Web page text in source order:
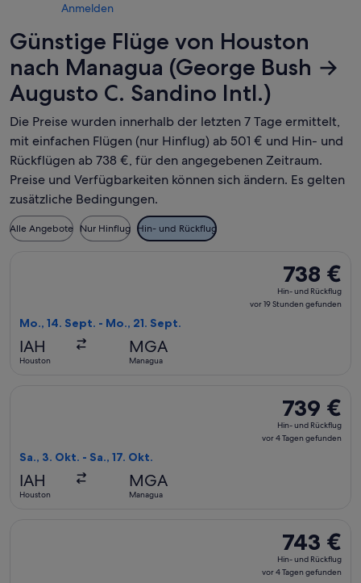
Anmelden
Günstige Flüge von Houston
nach Managua (George Bush →
Augusto C. Sandino Intl.)
Die Preise wurden innerhalb der letzten 7 Tage ermittelt,
mit einfachen Flügen (nur Hinflug) ab 501 € und Hin- und
Rückflügen ab 738 €, für den angegebenen Zeitraum.
Preise und Verfügbarkeiten können sich ändern. Es gelten
zusätzliche Bedingungen.
Alle Angebote Nur Hinflug Hin- und Rückflug
738 €
Hin-
und
738 €
Hin- und Rückflug
vor 19 Stunden gefunden
Mo., 14. Sept. - Mo., 21. Sept.
IAH
Houston
MGA
Managua
739 €
Hin-
und
739 €
Hin- und Rückflug
vor 4 Tagen gefunden
Sa., 3. Okt. - Sa., 17. Okt.
IAH
Houston
MGA
Managua
743 €
Hin-
und
743 €
Hin- und Rückflug
vor 4 Tagen gefunden